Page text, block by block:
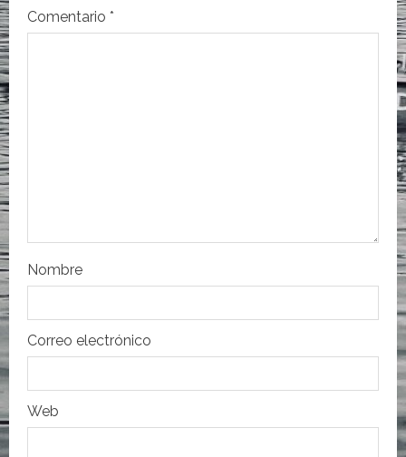
ó
t
r
a
d
a
s
Comentario *
Nombre
Correo electrónico
Web